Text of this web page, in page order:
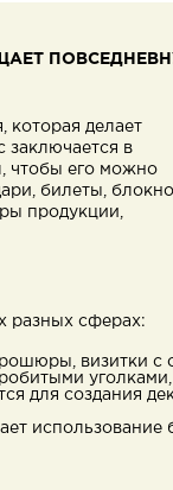
которая делает
заключается в
чтобы его можно
билеты,
продукции,
разных сферах:
визитки с
для создания